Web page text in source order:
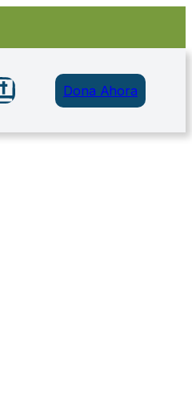
Dona Ahora